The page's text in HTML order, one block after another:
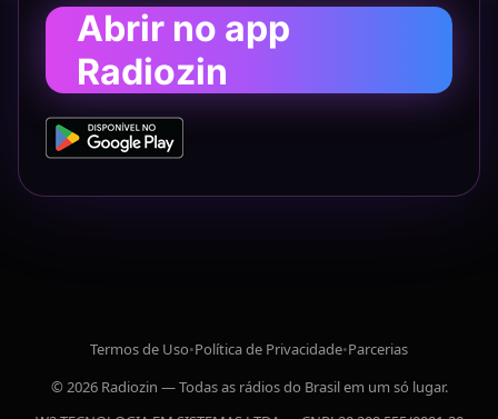
Abrir no app
Radiozin
Termos de Uso•Política de Privacidade•Parcerias
© 2026 Radiozin — Todas as rádios do Brasil em um só lugar.